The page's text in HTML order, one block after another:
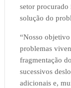
setor procurado
solução do
“Nosso
problemas
fragmentação
sucessivos
adicionais e,